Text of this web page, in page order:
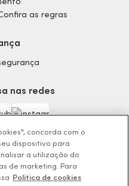
as regras
nas redes
concorda com o
dispositivo para
a utilização do
de marketing. Para
Politica de cookies